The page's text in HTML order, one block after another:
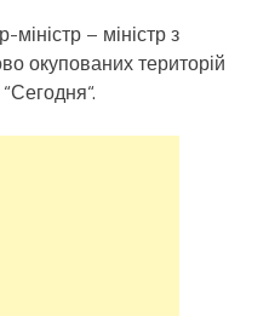
– міністр з
окупованих територій